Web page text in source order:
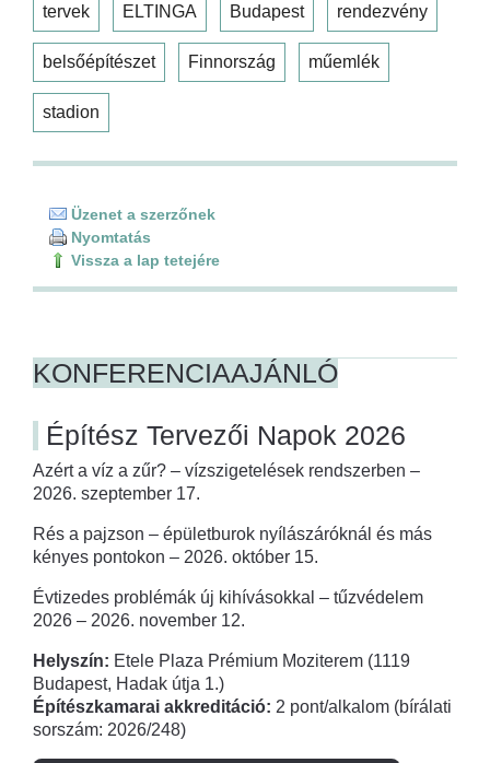
tervek ELTINGA Budapest rendezvény
belsőépítészet Finnország műemlék
stadion
Üzenet a szerzőnek
Nyomtatás
Vissza a lap tetejére
KONFERENCIAAJÁNLÓ
Építész Tervezői Napok 2026
Azért a víz a zűr? – vízszigetelések rendszerben –
2026. szeptember 17.
Rés a pajzson – épületburok nyílászáróknál és más
kényes pontokon – 2026. október 15.
Évtizedes problémák új kihívásokkal – tűzvédelem
2026 – 2026. november 12.
Helyszín: Etele Plaza Prémium Moziterem (1119
Budapest, Hadak útja 1.)
Építészkamarai akkreditáció: 2 pont/alkalom (bírálati
sorszám: 2026/248)